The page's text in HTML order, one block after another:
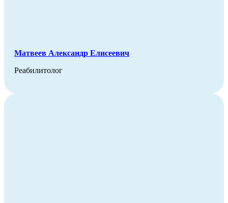
Матвеев Александр Елисеевич
Реабилитолог